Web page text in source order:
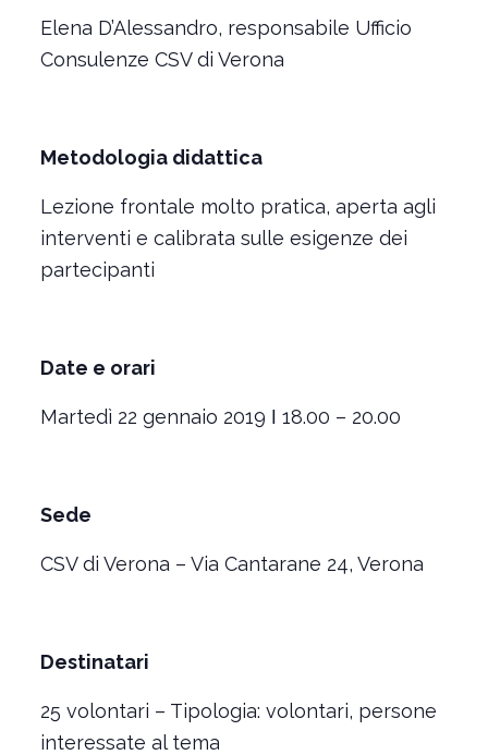
Elena D’Alessandro, responsabile Ufficio
Consulenze CSV di Verona
Metodologia didattica
Lezione frontale molto pratica, aperta agli
interventi e calibrata sulle esigenze dei
partecipanti
Date e orari
Martedì 22 gennaio 2019 ǀ 18.00 – 20.00
Sede
CSV di Verona – Via Cantarane 24, Verona
Destinatari
25 volontari – Tipologia: volontari, persone
interessate al tema